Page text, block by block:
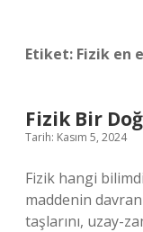
Etiket: Fizik en
Fizik Bir
Tarih: Kasım 5, 2024
Fizik hangi
maddenin
taşlarını, uzay-